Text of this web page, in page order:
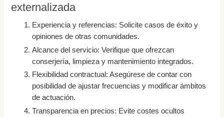
externalizada
Experiencia y referencias: Solicite casos de éxito y
opiniones de otras comunidades.
Alcance del servicio: Verifique que ofrezcan
conserjería, limpieza y mantenimiento integrados.
Flexibilidad contractual: Asegúrese de contar con
posibilidad de ajustar frecuencias y modificar ámbitos
de actuación.
Transparencia en precios: Evite costes ocultos